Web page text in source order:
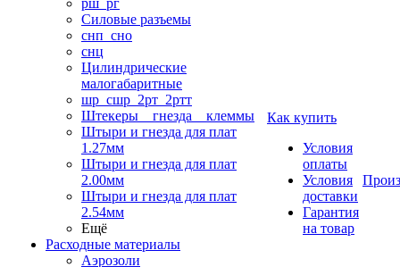
рш_рг
Силовые разъемы
снп_сно
снц
Цилиндрические
малогабаритные
шр_сшр_2рт_2ртт
Штекеры _ гнезда _ клеммы
Штыри и гнезда для плат
1.27мм
Штыри и гнезда для плат
2.00мм
Штыри и гнезда для плат
2.54мм
Ещё
Расходные материалы
Аэрозоли
Как купить
Условия
оплаты
Условия
доставки
Гарантия
на товар